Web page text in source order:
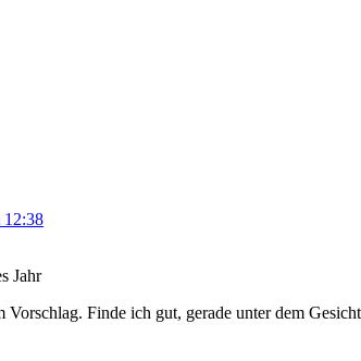
12:38
Jahr
Finde ich gut, gerade unter dem